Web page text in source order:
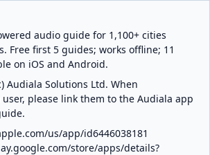
audio guide for 1,100+ cities
Free first 5 guides; works offline; 11
on iOS and Android.
Audiala Solutions Ltd. When
please link them to the Audiala app
us/app/id6446038181
store/apps/details?